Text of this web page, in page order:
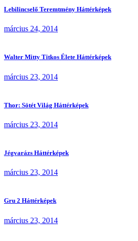
Lebilincselő Teremtmény Háttérképek
március 24, 2014
Walter Mitty Titkos Élete Háttérképek
március 23, 2014
Thor: Sötét Világ Háttérképek
március 23, 2014
Jégvarázs Háttérképek
március 23, 2014
Gru 2 Háttérképek
március 23, 2014